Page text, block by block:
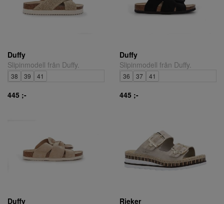
Duffy
Slipinmodell från Duffy.
38 39 41
445 ;-
Duffy
Slipinmodell från Duffy.
36 37 41
445 ;-
Duffy
Rieker